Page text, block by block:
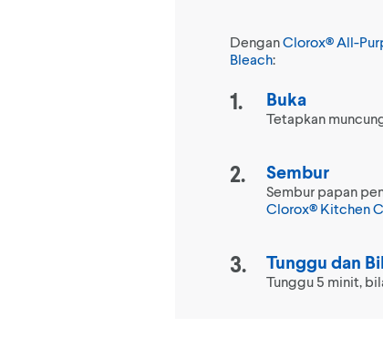
DenganClorox® All-
Bleach:
Buka
Tetapkan
Sembur
Sembur papan
Clorox® Kitchen
Tunggu dan
Tunggu 5 minit,